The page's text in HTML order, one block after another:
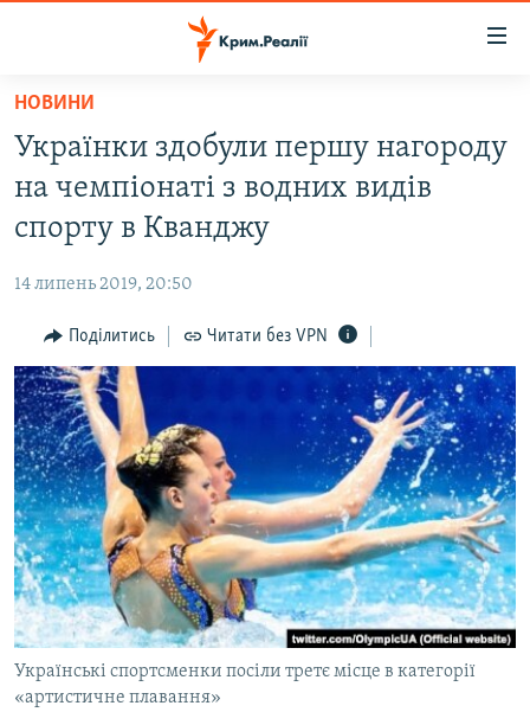
Перейти
основного
матеріалу
до
основної
Перейти
до
пошуку
ВОДА.КРИМ
ВІДЕО ТА ФОТО
БЛОГИ
ПОГЛЯД
ІНТЕРВ'Ю
ВСЕ ЗА ДЕНЬ
СПЕЦПРОЕКТИ
ДЕПОРТАЦІЯ
ВІДЕОУРОКИ «ELIFBE»
СВІДЧЕННЯ ОКУПАЦІЇ
УКРАЇНСЬКА ПРОБЛЕМА КРИМУ
ІНФОГРАФІКА
ЯК ОБІЙТИ БЛОКУВАННЯ
Русский
Qırımtatar
ДОЛУЧАЙСЯ!
НОВИНИ
Українки здобули першу нагороду
на чемпіонаті з водних видів
спорту в Кванджу
14 липень 2019, 20:50
Поділитись Читати без VPN
Українські спортсменки посіли третє місце в категорії
«артистичне плавання»